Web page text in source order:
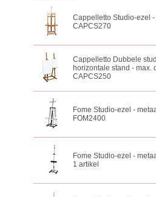
Cappelletto Studio-ezel
CAPCS270
Cappelletto Dubbele
horizontale stand - max.
CAPCS250
Fome Studio-ezel -
FOM2400
Fome Studio-ezel -
1 artikel